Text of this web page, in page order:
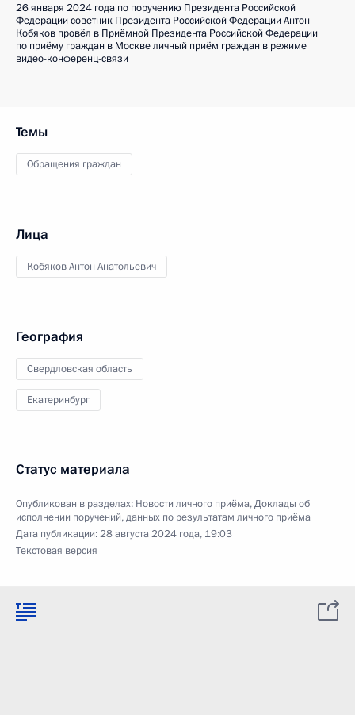
26 января 2024 года по поручению Президента Российской
Федерации советник Президента Российской Федерации Антон
Кобяков провёл в Приёмной Президента Российской Федерации
по приёму граждан в Москве личный приём граждан в режиме
видео-конференц-связи
Темы
Обращения граждан
Лица
Кобяков Антон Анатольевич
География
Свердловская область
Екатеринбург
Статус материала
Опубликован в разделах: Новости личного приёма,Доклады об
исполнении поручений, данных по результатам личного приёма
Дата публикации:28 августа 2024 года, 19:03
Текстовая версия